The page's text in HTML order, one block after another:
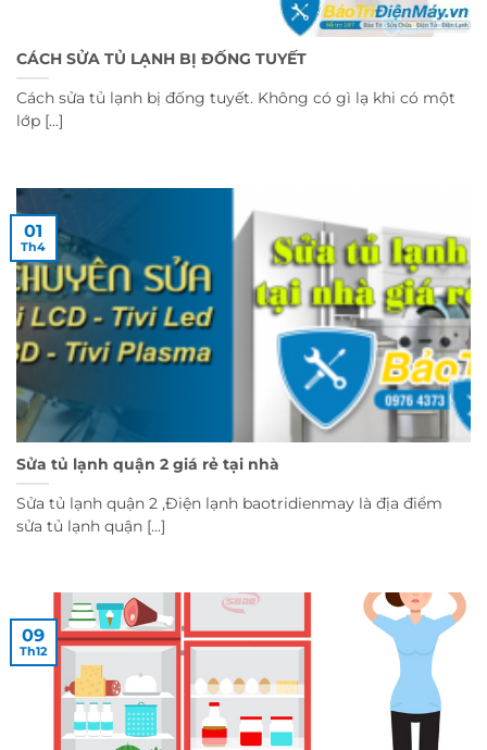
CÁCH SỬA TỦ LẠNH BỊ ĐỐNG TUYẾT
Cách sửa tủ lạnh bị đống tuyết. Không có gì lạ khi có một
lớp [...]
Sửa tủ lạnh quận 2 giá rẻ tại nhà
Sửa tủ lạnh quận 2 ,Điện lạnh baotridienmay là địa điểm
sửa tủ lạnh quận [...]
01
Th4
09
Th12